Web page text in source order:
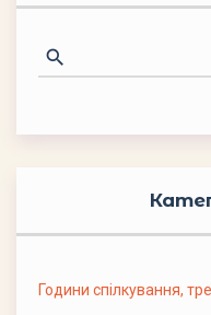
Години спілкування,